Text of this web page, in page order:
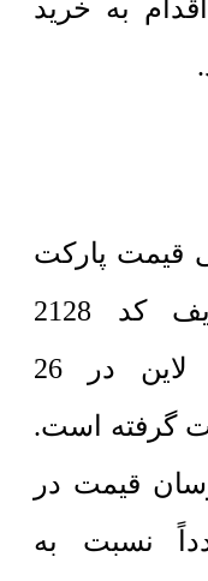
به خرید
قیمت پارکت
لمینت گرین لایف کد 2128
شیاردار پرمیوم لاین در 26
صورت گرفته است.
قیمت در
نسبت به